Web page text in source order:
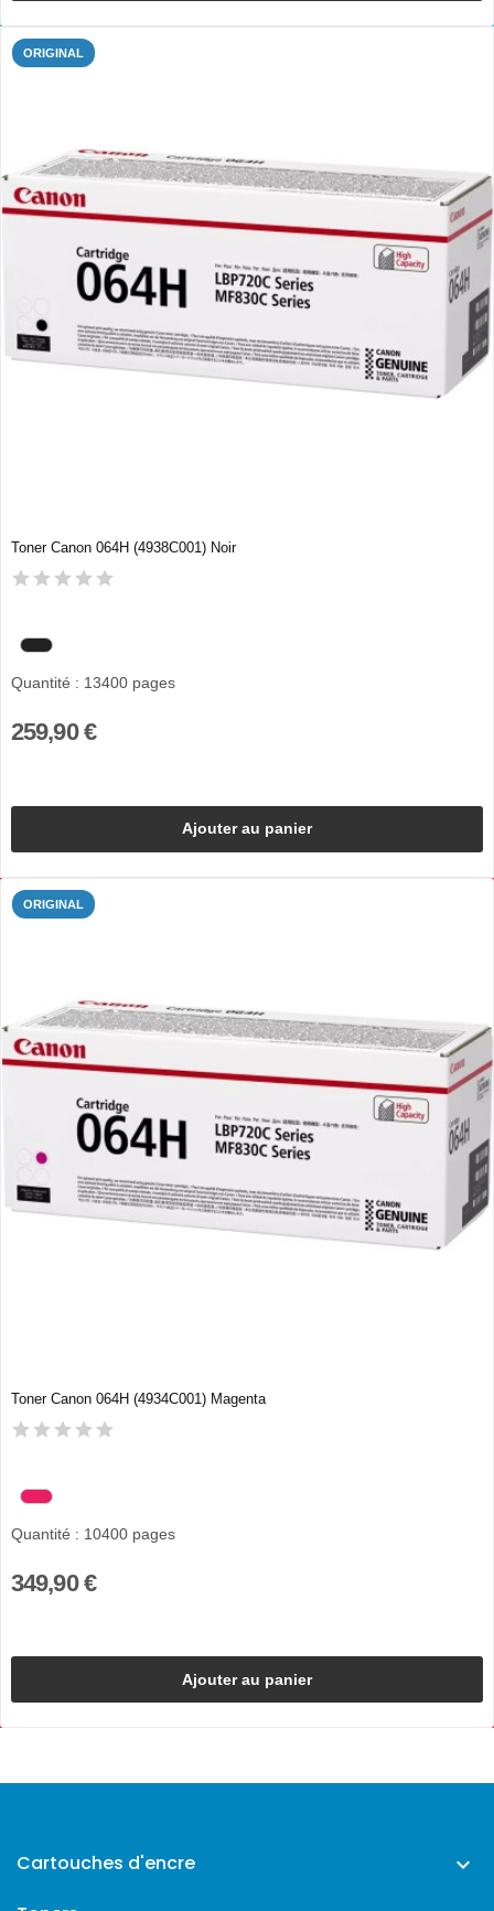
ORIGINAL
Toner Canon 064H (4938C001) Noir
Quantité : 13400 pages
259,90 €
Ajouter au panier
ORIGINAL
Toner Canon 064H (4934C001) Magenta
Quantité : 10400 pages
349,90 €
Ajouter au panier
Cartouches d'encre 